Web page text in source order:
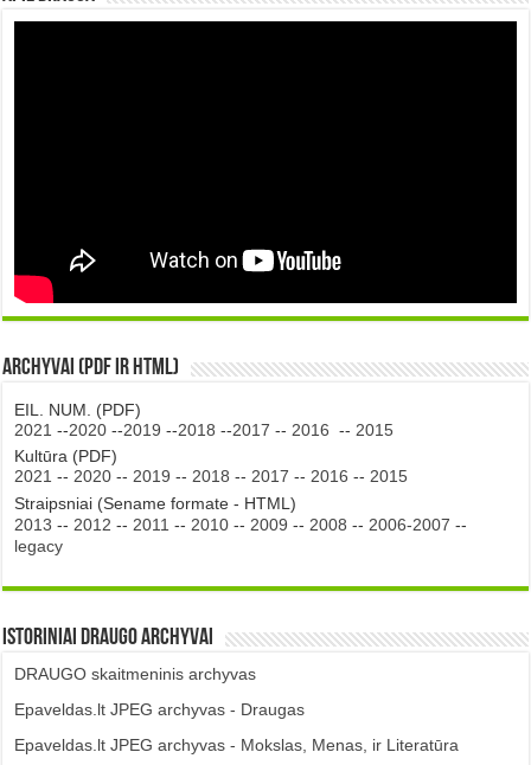
Archyvai (PDF ir HTML)
EIL. NUM. (PDF)
2021 --2020 --2019 --2018 --2017 -- 2016 -- 2015
Kultūra (PDF)
2021 -- 2020 -- 2019 -- 2018 -- 2017 -- 2016 -- 2015
Straipsniai (Sename formate - HTML)
2013 -- 2012 -- 2011 -- 2010 -- 2009 -- 2008 -- 2006-2007 --
legacy
Istoriniai DRAUGO Archyvai
DRAUGO skaitmeninis archyvas
Epaveldas.lt JPEG archyvas - Draugas
Epaveldas.lt JPEG archyvas - Mokslas, Menas, ir Literatūra